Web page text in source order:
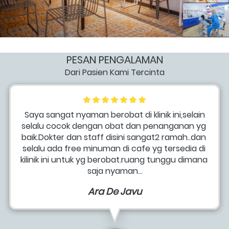
PESAN PENGALAMAN
Dari Pasien Kami Tercinta
Saya sangat nyaman berobat di klinik ini,selain
selalu cocok dengan obat dan penanganan yg
baik.Dokter dan staff disini sangat2 ramah..dan
selalu ada free minuman di cafe yg tersedia di
kilinik ini untuk yg berobat.ruang tunggu dimana
saja nyaman...
Ara De Javu